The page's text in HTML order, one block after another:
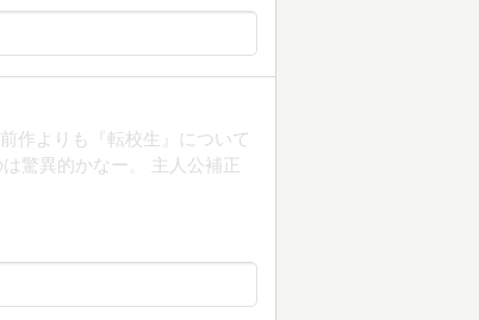
作よりも『転校生』について
驚異的かなー。 主人公補正